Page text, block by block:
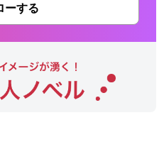
ーする